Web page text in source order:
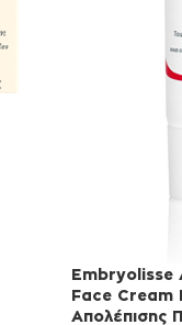
Embryolisse
Face Cream
Απολέπισης